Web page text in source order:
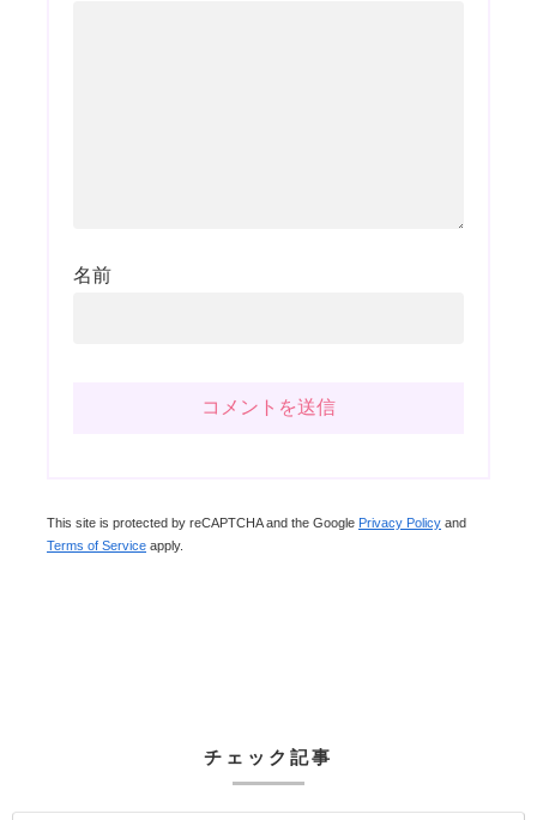
名前
This site is protected by reCAPTCHA and the Google Privacy Policy and
Terms of Service apply.
チェック記事